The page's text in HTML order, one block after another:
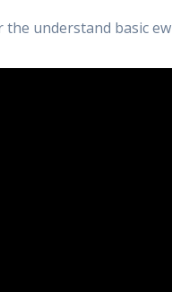
the understand basic